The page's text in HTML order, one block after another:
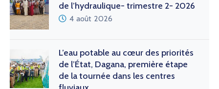
de l’hydraulique- trimestre 2- 2026
4 août 2026
L’eau potable au cœur des priorités
de l’État, Dagana, première étape
de la tournée dans les centres